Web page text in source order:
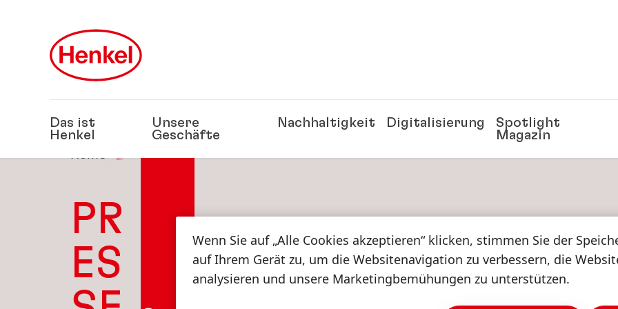
Das ist
Henkel
Unsere
Geschäfte
Nachhaltigkeit Digitalisierung
Spotlight
Magazin
Home Presse
PR
ES
Wenn Sie auf „Alle Cookies akzeptieren“ klicken, stimmen Sie der
auf Ihrem Gerät zu, um die Websitenavigation zu verbessern, die
analysieren und unsere Marketingbemühungen zu unterstützen.